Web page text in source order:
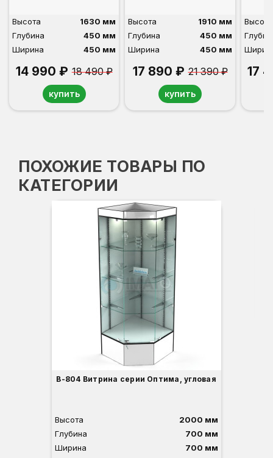
Высота
1630 мм
Глубина
450 мм
Ширина
450 мм
14 990 ₽ 18 490 ₽
купить
Высота
1910 мм
Глубина
450 мм
Ширина
450 мм
17 890 ₽ 21 390 ₽
купить
Высота
17
ПОХОЖИЕ ТОВАРЫ ПО
КАТЕГОРИИ
В-804 Витрина серии Оптима, угловая
Высота
2000 мм
Глубина
700 мм
Ширина
700 мм